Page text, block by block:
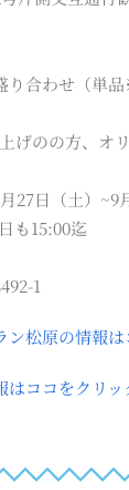
合わせ（単
げのの方、オ
27日（土）~9
も15:00迄
1
松原の情報は
ココをクリッ